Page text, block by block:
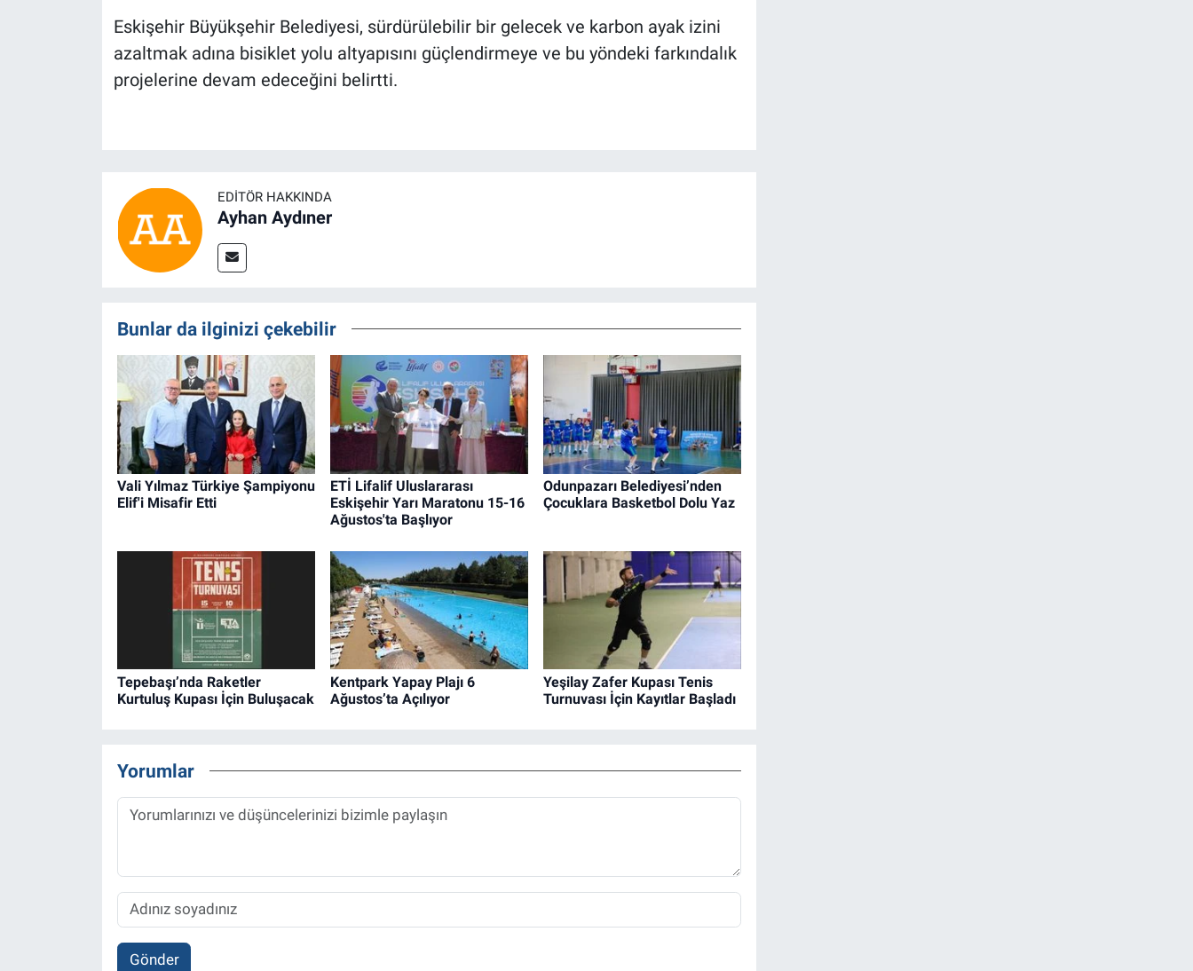
Eskişehir Büyükşehir Belediyesi, sürdürülebilir bir gelecek ve karbon ayak izini
azaltmak adına bisiklet yolu altyapısını güçlendirmeye ve bu yöndeki farkındalık
projelerine devam edeceğini belirtti.
EDITÖR HAKKINDA
Ayhan Aydıner
Bunlar da ilginizi çekebilir
Vali Yılmaz Türkiye Şampiyonu
Elif'i Misafir Etti
ETİ Lifalif Uluslararası
Eskişehir Yarı Maratonu 15-16
Ağustos'ta Başlıyor
Odunpazarı Belediyesi’nden
Çocuklara Basketbol Dolu Yaz
Tepebaşı’nda Raketler
Kurtuluş Kupası İçin Buluşacak
Kentpark Yapay Plajı 6
Ağustos’ta Açılıyor
Yeşilay Zafer Kupası Tenis
Turnuvası İçin Kayıtlar Başladı
Yorumlar
Gönder